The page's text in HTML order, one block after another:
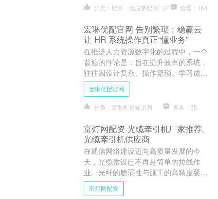
分类：配资一流股票配资门户 查看：164
宏琳优配官网 告别繁琐：稳赢云
让 HR 系统操作真正“懂业务”
在推进人力资源数字化的过程中，一个
普遍的悖论是：旨在提升效率的系统，
往往因设计复杂、操作繁琐、学习成本
高，反而给HR和员工带来了新的负
担。用户体验的优劣，直接决....
宏琳优配官网
分类：炒股配资知识网 查看：95
富灯网配资 光缆牵引机厂家推荐,
光缆牵引机供应商
在通信网络建设迈向高质量发展的今
天，光缆敷设已不再是简单的拉线作
业。光纤的脆弱性与施工的高精度要
求，使得牵引过程成为影响网络长期性
能的关键环节。选择一家真正专业....
富灯网配资